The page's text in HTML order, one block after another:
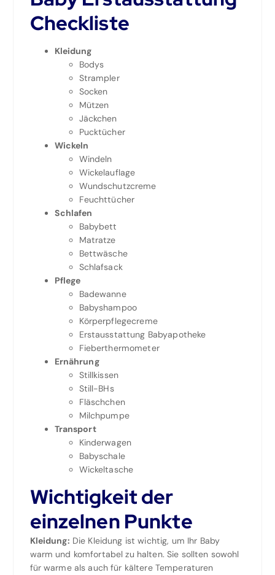
Checkliste
Kleidung
Bodys
Strampler
Socken
Mützen
Jäckchen
Pucktücher
Wickeln
Windeln
Wickelauflage
Wundschutzcreme
Feuchttücher
Schlafen
Babybett
Matratze
Bettwäsche
Schlafsack
Pflege
Badewanne
Babyshampoo
Körperpflegecreme
Erstausstattung Babyapotheke
Fieberthermometer
Ernährung
Stillkissen
Still-BHs
Fläschchen
Milchpumpe
Transport
Kinderwagen
Babyschale
Wickeltasche
Wichtigkeit der
einzelnen Punkte
Kleidung: Die Kleidung ist wichtig, um Ihr Baby
warm und komfortabel zu halten. Sie sollten sowohl
für warme als auch für kältere Temperaturen